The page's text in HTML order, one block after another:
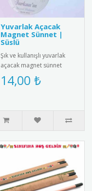
Yuvarlak Açacak
Magnet Sünnet |
Süslü
Şık ve kullanışlı yuvarlak
açacak magnet sünnet
hediyesi. Yüksek kaliteli
mıknatıs ve paslanmaz
14,00 ₺